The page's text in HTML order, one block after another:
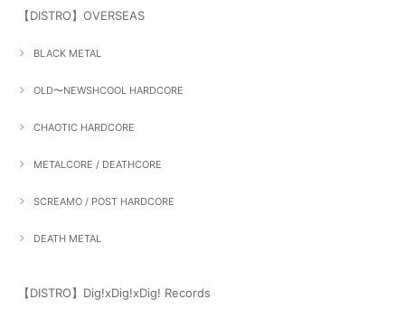
【DISTRO】OVERSEAS
BLACK METAL
OLD〜NEWSHCOOL HARDCORE
CHAOTIC HARDCORE
METALCORE / DEATHCORE
SCREAMO / POST HARDCORE
DEATH METAL
【DISTRO】Dig!xDig!xDig! Records